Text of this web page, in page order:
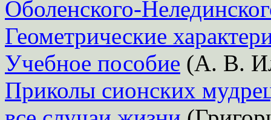
Оболенского-
Геометрические
Учебное пособие (А. В.
Приколы сионских